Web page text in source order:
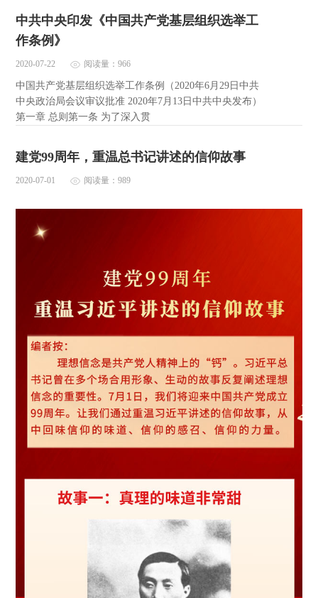
中共中央印发《中国共产党基层组织选举工
作条例》
2020-07-22 阅读量：966
中国共产党基层组织选举工作条例（2020年6月29日中共
中央政治局会议审议批准 2020年7月13日中共中央发布）
第一章 总则第一条 为了深入贯
建党99周年，重温总书记讲述的信仰故事
2020-07-01 阅读量：989